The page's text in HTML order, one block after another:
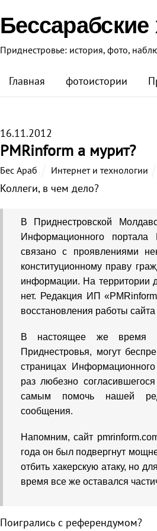
Бессарабские
Приднестровье: история, фото,
Главная фотоистории
16.11.2012
PMRinform а мурит?
Бес Араб Интернет и технологии
Коллеги, в чем дело?
В Приднестровской
Информационного портала
связано с проявлениями
конституционному праву
информации. На территории
нет. Редакция ИП
восстановления работы
В настоящее же время
Приднестровья, могут
страницах
раз любезно
самым помочь нашей
сообщения.
Напомним, сайт
года он был подвергнут
отбить хакерскую атаку, но
время все же оставался
Поигрались с референдумом?